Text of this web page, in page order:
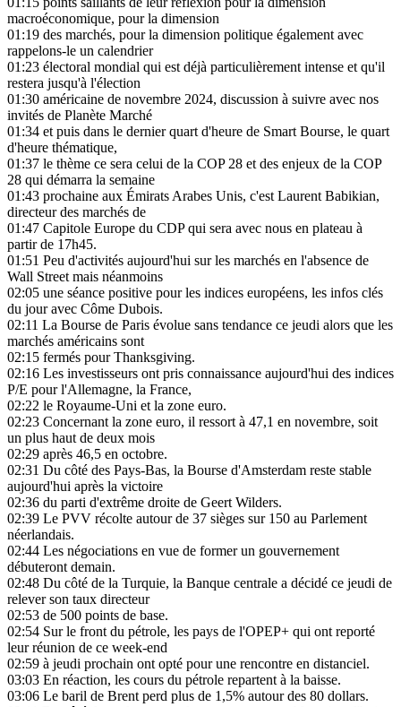
macroéconomique, pour la dimension
01:19 des marchés, pour la dimension politique également avec
rappelons-le un calendrier
01:23 électoral mondial qui est déjà particulièrement intense et qu'il
restera jusqu'à l'élection
01:30 américaine de novembre 2024, discussion à suivre avec nos
invités de Planète Marché
01:34 et puis dans le dernier quart d'heure de Smart Bourse, le quart
d'heure thématique,
01:37 le thème ce sera celui de la COP 28 et des enjeux de la COP
28 qui démarra la semaine
01:43 prochaine aux Émirats Arabes Unis, c'est Laurent Babikian,
directeur des marchés de
01:47 Capitole Europe du CDP qui sera avec nous en plateau à
partir de 17h45.
01:51 Peu d'activités aujourd'hui sur les marchés en l'absence de
Wall Street mais néanmoins
02:05 une séance positive pour les indices européens, les infos clés
du jour avec Côme Dubois.
02:11 La Bourse de Paris évolue sans tendance ce jeudi alors que les
marchés américains sont
02:15 fermés pour Thanksgiving.
02:16 Les investisseurs ont pris connaissance aujourd'hui des indices
P/E pour l'Allemagne, la France,
02:22 le Royaume-Uni et la zone euro.
02:23 Concernant la zone euro, il ressort à 47,1 en novembre, soit
un plus haut de deux mois
02:29 après 46,5 en octobre.
02:31 Du côté des Pays-Bas, la Bourse d'Amsterdam reste stable
aujourd'hui après la victoire
02:36 du parti d'extrême droite de Geert Wilders.
02:39 Le PVV récolte autour de 37 sièges sur 150 au Parlement
néerlandais.
02:44 Les négociations en vue de former un gouvernement
débuteront demain.
02:48 Du côté de la Turquie, la Banque centrale a décidé ce jeudi de
relever son taux directeur
02:53 de 500 points de base.
02:54 Sur le front du pétrole, les pays de l'OPEP+ qui ont reporté
leur réunion de ce week-end
02:59 à jeudi prochain ont opté pour une rencontre en distanciel.
03:03 En réaction, les cours du pétrole repartent à la baisse.
03:06 Le baril de Brent perd plus de 1,5% autour des 80 dollars.